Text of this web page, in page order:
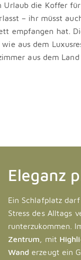
die Koffer
– ihr müsst
empfangen hat.
wie aus dem
aus dem Land
Eleganz
Ein Schlafplatz
Stress des Alltags
runterzukommen.
Zentrum , mit
Wand erzeugt ein